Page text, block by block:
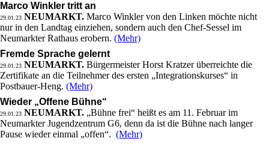
Marco Winkler tritt an
29.01.23 NEUMARKT. Marco Winkler von den Linken möchte nicht
nur in den Landtag einziehen, sondern auch den Chef-Sessel im
Neumarkter Rathaus erobern. (Mehr)
Fremde Sprache gelernt
29.01.23 NEUMARKT. Bürgermeister Horst Kratzer überreichte die
Zertifikate an die Teilnehmer des ersten „Integrationskurses“ in
Postbauer-Heng. (Mehr)
Wieder „Offene Bühne“
29.01.23 NEUMARKT. „Bühne frei“ heißt es am 11. Februar im
Neumarkter Jugendzentrum G6, denn da ist die Bühne nach langer
Pause wieder einmal „offen“. (Mehr)